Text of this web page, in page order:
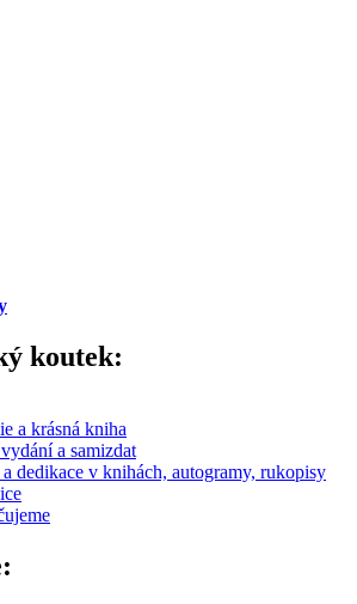
koutek:
a krásná kniha
a samizdat
dedikace v knihách, autogramy, rukopisy